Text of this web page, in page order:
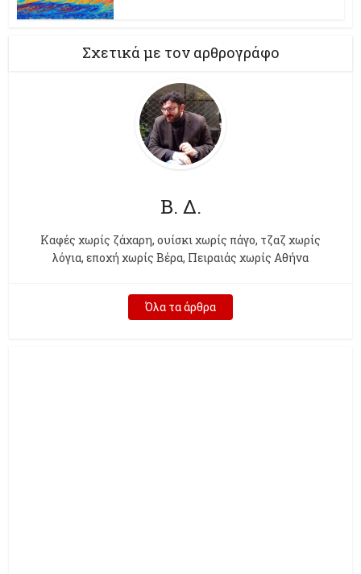
Σχετικά με τον αρθρογράφο
Β. Δ.
Kαφές χωρίς ζάχαρη, ουίσκι χωρίς πάγο, τζαζ χωρίς
λόγια, εποχή χωρίς Βέρα, Πειραιάς χωρίς Αθήνα
Όλα τα άρθρα